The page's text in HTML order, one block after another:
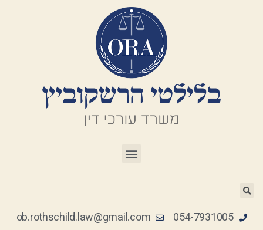
054-7931005
ob.rothschild.law@gmail.com